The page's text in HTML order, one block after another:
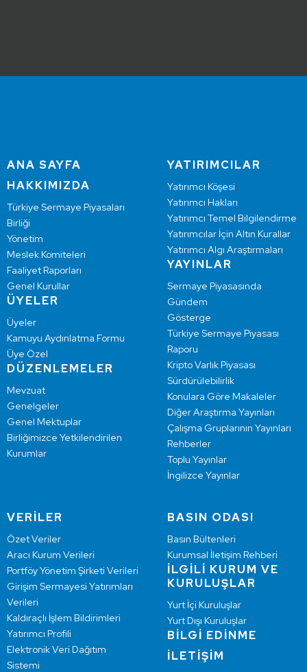
ANA SAYFA
HAKKIMIZDA
Türkiye Sermaye Piyasaları
Birliği
Yönetim
Meslek Komiteleri
Faaliyet Raporları
Genel Kurullar
ÜYELER
Üyeler
Kamuyu Aydınlatma Formu
Üye Özel
DÜZENLEMELER
Mevzuat
Genelgeler
Genel Mektuplar
Birliğimizce Yetkilendirilen
Kurumlar
YATIRIMCILAR
Yatırımcı Köşesi
Yatırımcı Hakları
Yatırımcı Temel Bilgilendirme
Yatırımcılar İçin Altın Kurallar
Yatırımcı Algı Araştırmaları
YAYINLAR
Sermaye Piyasasında
Gündem
Gösterge
Türkiye Sermaye Piyasası
Raporu
Kripto Varlık Piyasası
Sürdürülebilirlik
Konulara Göre Makaleler
Diğer Araştırma Yayınları
Çalışma Gruplarının Yayınları
Rehberler
Toplu Yayınlar
İngilizce Yayınlar
VERİLER
Özet Veriler
Aracı Kurum Verileri
Portföy Yönetim Şirketi Verileri
Girişim Sermayesi Yatırımları
Verileri
Kaldıraçlı İşlem Bildirimleri
Yatırımcı Profili
Elektronik Veri Dağıtım
Sistemi
BASIN ODASI
Basın Bültenleri
Kurumsal İletişim Rehberi
İLGİLİ KURUM VE
KURULUŞLAR
Yurt İçi Kuruluşlar
Yurt Dışı Kuruluşlar
BİLGİ EDİNME
İLETİŞİM